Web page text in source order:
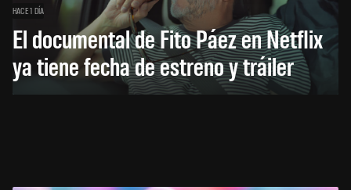
HACE 1 DÍA
El documental de Fito Páez en Netflix
ya tiene fecha de estreno y tráiler